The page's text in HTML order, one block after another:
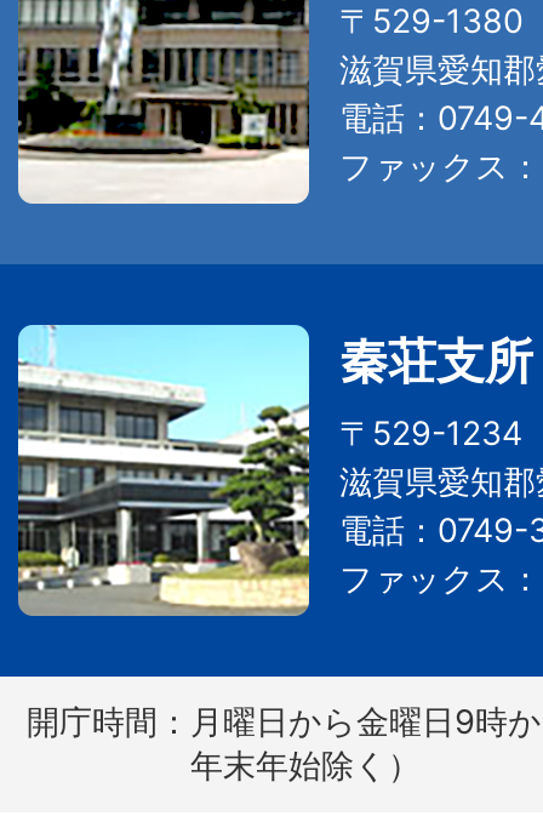
〒529-
滋賀県愛知
電話：0749-
ファックス
秦荘支所
〒529-
滋賀県愛知
電話：0749-
ファックス
開庁時間： 月曜日から金曜日9時
年末年始除く）